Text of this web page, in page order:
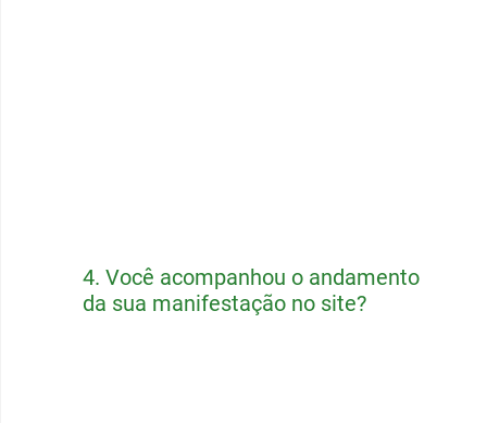
4. Você acompanhou o andamento
da sua manifestação no site?